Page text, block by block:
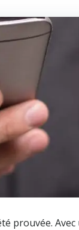
prouvée.